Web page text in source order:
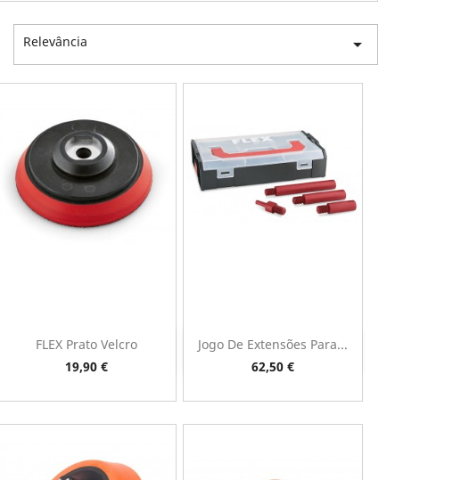
Relevância 
FLEX Prato Velcro
Preço
19,90 €
Vista rápida
Jogo De Extensões Para...
Preço
62,50 €
Vista rápida